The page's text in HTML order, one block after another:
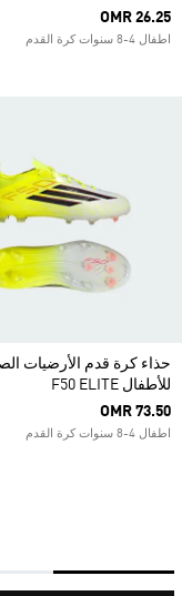
OMR 26.25
اطفال 4-8 سنوات كرة القدم
حذاء كرة قدم الأرضيات
للأطفال F50 ELITE
OMR 73.50
اطفال 4-8 سنوات كرة القدم